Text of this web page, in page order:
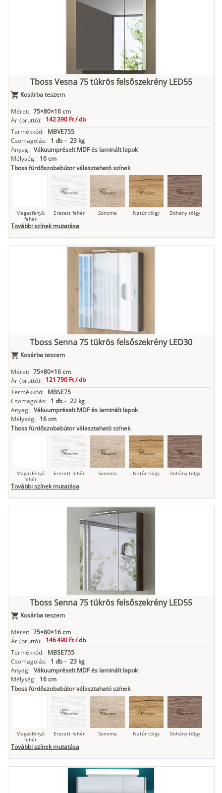
Grafit fa
Füstös zöld
Antracit Matt fekete
Tboss Vesna 75 tükrös felsőszekrény LED55
Kosárba teszem
Méret: 75×80×16 cm
Ár (bruttó): 142 390 Ft /db
Termékkód: MBVE755
Csomagolás: 1 db - 23 kg
Anyag: Vákuumpréselt MDF és laminált lapok
Mélység: 16 cm
Tboss fürdőszobabútor választaható színek
Magasfényű
fehér
Erezett fehér Sonoma Natúr tölgy Dohány tölgy
Antracit Matt fekete
További színek mutatása
Tboss Senna 75 tükrös felsőszekrény LED30
Kosárba teszem
Méret: 75×80×16 cm
Ár (bruttó): 121 790 Ft /db
Termékkód: MBSE75
Csomagolás: 1 db - 22 kg
Anyag: Vákuumpréselt MDF és laminált lapok
Mélység: 16 cm
Tboss fürdőszobabútor választaható színek
Magasfényű
fehér
Erezett fehér Sonoma Natúr tölgy Dohány tölgy
Loft beton
Nádzöld Füstös zöld
Antracit Matt fekete
További színek mutatása
Tboss Senna 75 tükrös felsőszekrény LED55
Kosárba teszem
Méret: 75×80×16 cm
Ár (bruttó): 146 490 Ft /db
Termékkód: MBSE755
Csomagolás: 1 db - 23 kg
Anyag: Vákuumpréselt MDF és laminált lapok
Mélység: 16 cm
Tboss fürdőszobabútor választaható színek
Magasfényű
fehér
Erezett fehér Sonoma Natúr tölgy Dohány tölgy
fehér
További színek mutatása